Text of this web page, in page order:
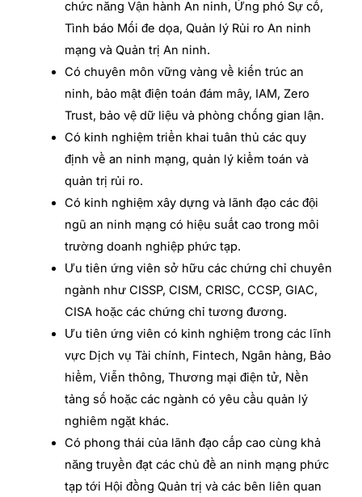
chức năng Vận hành An ninh, Ứng phó Sự cố,
Tình báo Mối đe dọa, Quản lý Rủi ro An ninh
mạng và Quản trị An ninh.
Có chuyên môn vững vàng về kiến trúc an
ninh, bảo mật điện toán đám mây, IAM, Zero
Trust, bảo vệ dữ liệu và phòng chống gian lận.
Có kinh nghiệm triển khai tuân thủ các quy
định về an ninh mạng, quản lý kiểm toán và
quản trị rủi ro.
Có kinh nghiệm xây dựng và lãnh đạo các đội
ngũ an ninh mạng có hiệu suất cao trong môi
trường doanh nghiệp phức tạp.
Ưu tiên ứng viên sở hữu các chứng chỉ chuyên
ngành như CISSP, CISM, CRISC, CCSP, GIAC,
CISA hoặc các chứng chỉ tương đương.
Ưu tiên ứng viên có kinh nghiệm trong các lĩnh
vực Dịch vụ Tài chính, Fintech, Ngân hàng, Bảo
hiểm, Viễn thông, Thương mại điện tử, Nền
tảng số hoặc các ngành có yêu cầu quản lý
nghiêm ngặt khác.
Có phong thái của lãnh đạo cấp cao cùng khả
năng truyền đạt các chủ đề an ninh mạng phức
tạp tới Hội đồng Quản trị và các bên liên quan